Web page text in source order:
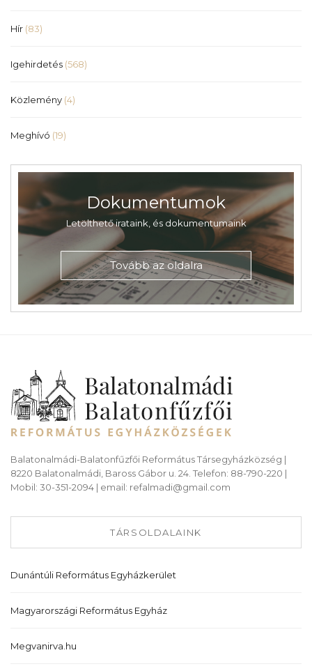
Hír (83)
Igehirdetés (568)
Közlemény (4)
Meghívó (19)
Dokumentumok
Letölthető irataink, és dokumentumaink
Tovább az oldalra
Balatonalmádi-Balatonfűzfői Református Társegyházközség |
8220 Balatonalmádi, Baross Gábor u. 24. Telefon: 88-790-220 |
Mobil: 30-351-2094 | email: refalmadi@gmail.com
TÁRSOLDALAINK
Dunántúli Református Egyházkerület
Magyarországi Református Egyház
Megvanirva.hu